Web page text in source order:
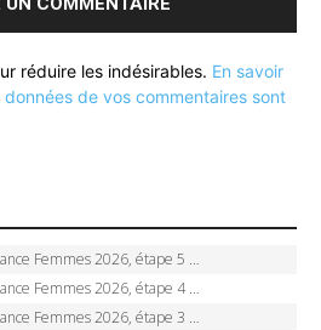
réduire les indésirables. En savoir
de vos commentaires sont
5 – Demi Vollering gagne à Belleville, Reusser en jaune, Ferrand-Prévot coule
étape 4 – Marlen Reusser écrase le chrono, Ferrand-Prévot en crise
étape 3 – Sigrid Haugset en solitaire, 88 km d’échappée, maillot jaune